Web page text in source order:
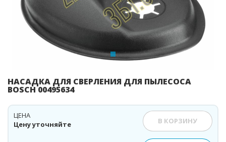
НАСАДКА ДЛЯ СВЕРЛЕНИЯ ДЛЯ ПЫЛЕСОСА
BOSCH 00495634
Цену уточняйте
ЦЕНА
В КОРЗИНУ